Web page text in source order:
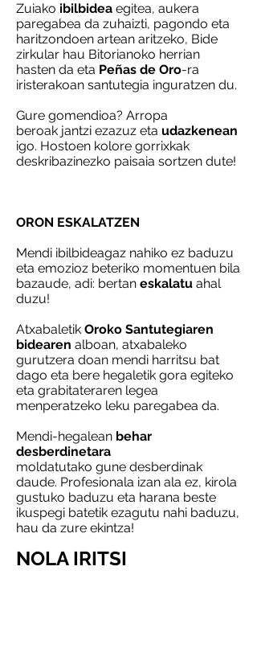
Zuiako ibilbidea egitea, aukera
paregabea da zuhaizti, pagondo eta
haritzondoen artean aritzeko, Bide
zirkular hau Bitorianoko herrian
hasten da eta Peñas de Oro-ra
iristerakoan santutegia inguratzen du.
Gure gomendioa? Arropa
beroak jantzi ezazuz eta udazkenean
igo. Hostoen kolore gorrixkak
deskribazinezko paisaia sortzen dute!
ORON ESKALATZEN
Mendi ibilbideagaz nahiko ez baduzu
eta emozioz beteriko momentuen bila
bazaude, adi: bertan eskalatu ahal
duzu!
Atxabaletik Oroko Santutegiaren
bidearen alboan, atxabaleko
gurutzera doan mendi harritsu bat
dago eta bere hegaletik gora egiteko
eta grabitateraren legea
menperatzeko leku paregabea da.
Mendi-hegalean behar
desberdinetara
moldatutako gune desberdinak
daude. Profesionala izan ala ez, kirola
gustuko baduzu eta harana beste
ikuspegi batetik ezagutu nahi baduzu,
hau da zure ekintza!
NOLA IRITSI